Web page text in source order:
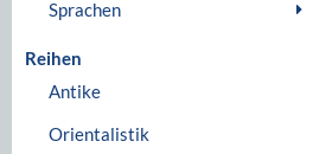
Sprachen
Reihen
Antike
Orientalistik